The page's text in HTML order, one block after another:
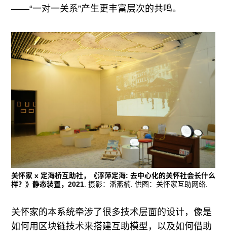
——“一对一关系”产生更丰富层次的共鸣。
关怀家 x 定海桥互助社，《浮萍定海: 去中心化的关怀社会长什么
样？》静态装置，2021 . 摄影：潘燕楠. 供图：关怀家互助网络.
关怀家的本系统牵涉了很多技术层面的设计，像是
如何用区块链技术来搭建互助模型，以及如何借助